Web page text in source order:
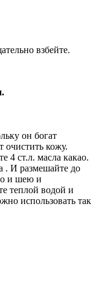
взбейте.
он богат
кожу.
4 ст.л. масла какао.
. И размешайте до
и шею и
теплой водой и
использовать так